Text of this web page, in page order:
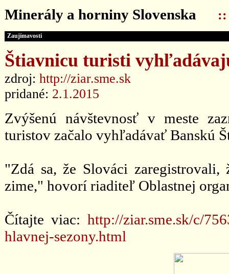
Minerály a horniny Slovenska ::
Zaujímavosti
Štiavnicu turisti
zdroj: http://ziar.sme.sk
pridané: 2.1.2015
Zvýšenú návštevnosť v meste
turistov začalo vyhľadávať Banskú
"Zdá sa, že Slováci
zime," hovorí riaditeľ Oblastnej
Čítajte viac: http://ziar.sme.sk/c/
hlavnej-sezony.html